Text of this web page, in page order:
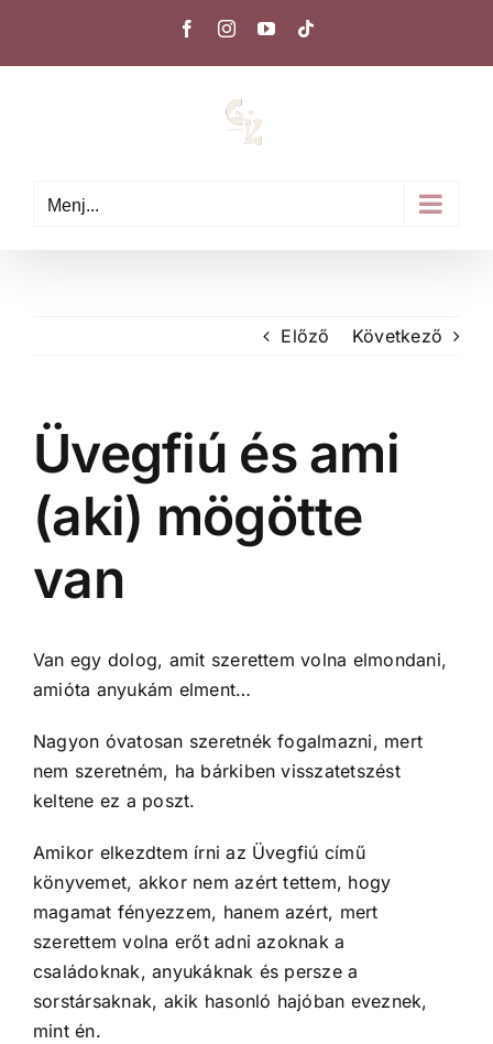
FacebookInstagramYouTube
Menj...
Előző Következő
Üvegfiú és ami
(aki) mögötte
van
Van egy dolog, amit szerettem volna elmondani,
amióta anyukám elment…
Nagyon óvatosan szeretnék fogalmazni, mert
nem szeretném, ha bárkiben visszatetszést
keltene ez a poszt.
Amikor elkezdtem írni az Üvegfiú című
könyvemet, akkor nem azért tettem, hogy
magamat fényezzem, hanem azért, mert
szerettem volna erőt adni azoknak a
családoknak, anyukáknak és persze a
sorstársaknak, akik hasonló hajóban eveznek,
mint én.